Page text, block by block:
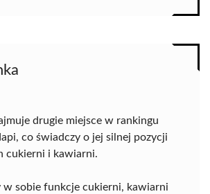
drugie miejsce w rankingu
co świadczy o jej silnej pozycji
cukierni i kawiarni.
w sobie funkcje cukierni, kawiarni